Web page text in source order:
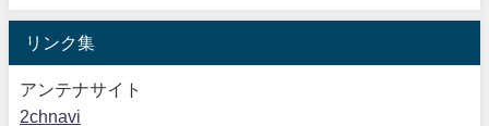
リンク集
アンテナサイト
2chnavi